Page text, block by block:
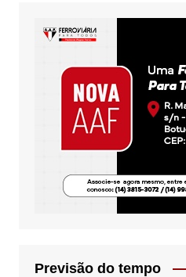
Previsão do tempo